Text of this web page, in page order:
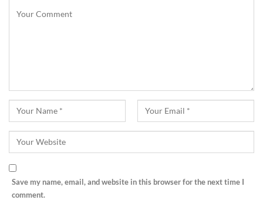
Save my name, email, and website in this browser for the next time I
comment.